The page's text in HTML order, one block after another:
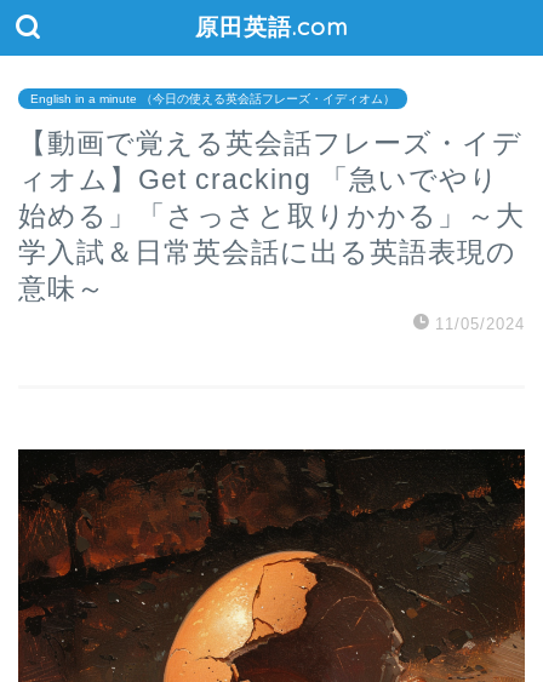
原田英語.com
English in a minute （今日の使える英会話フレーズ・イディオム）
【動画で覚える英会話フレーズ・イデ
ィオム】Get cracking 「急いでやり
始める」「さっさと取りかかる」～大
学入試＆日常英会話に出る英語表現の
意味～
11/05/2024